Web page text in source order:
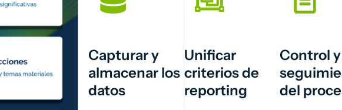
Capturar y
almacenar los
datos
Unificar
criterios de
reporting
Control y
del